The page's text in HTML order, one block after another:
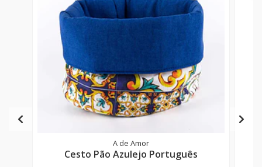
A de Amor
Cesto Pão Azulejo Português